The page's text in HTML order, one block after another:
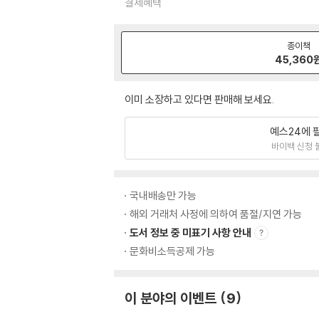
종이책
45,360
이미 소장하고 있다면 판매해 보세요.
예스24에
바이백 신청
국내배송만 가능
해외 거래처 사정에 의하여 품절/지연 가능
도서 정보 중 미표기 사항 안내
문화비소득공제 가능
이 분야의 이벤트 9